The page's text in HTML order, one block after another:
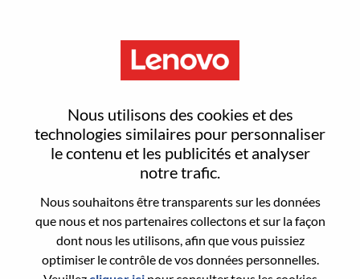
Nous utilisons des cookies et des
technologies similaires pour personnaliser
le contenu et les publicités et analyser
notre trafic.
Nous souhaitons être transparents sur les données
que nous et nos partenaires collectons et sur la façon
dont nous les utilisons, afin que vous puissiez
optimiser le contrôle de vos données personnelles.
Reset password
Are you sure you want to reset your
Enter the email address associated with your
account, then click "Continue".